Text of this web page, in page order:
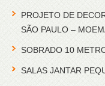
PROJETO DE
SÃO PAULO –
SOBRADO 10
SALAS JANTAR